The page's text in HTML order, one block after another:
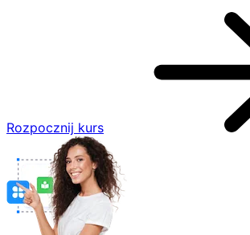
Rozpocznij kurs